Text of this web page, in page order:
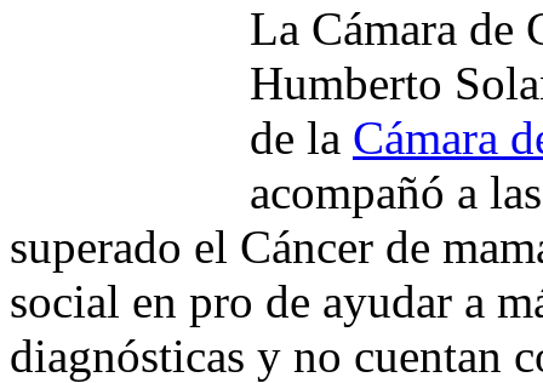
La Cámara de
Humberto
de la Cámara
acompañó a
superado el Cáncer de
social en pro de ayudar a
diagnósticas y no cuentan